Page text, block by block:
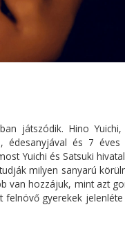
játszódik. Hino Yuichi,
édesanyjával és 7 éves
Yuichi és Satsuki
milyen sanyarú
van hozzájuk, mint azt
felnövő gyerekek